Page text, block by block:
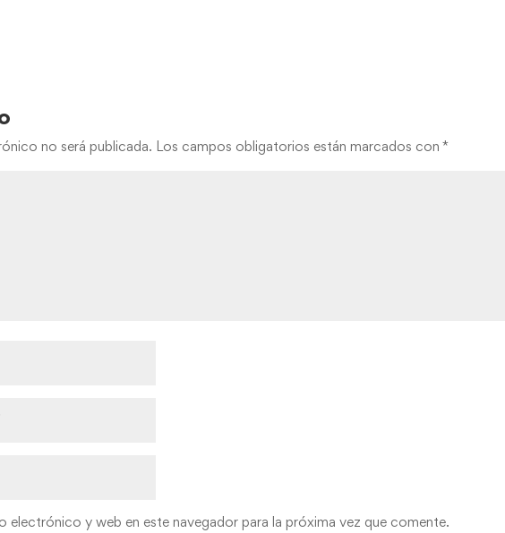
no será publicada. Los campos obligatorios están marcados con*
electrónico y web en este navegador para la próxima vez que comente.